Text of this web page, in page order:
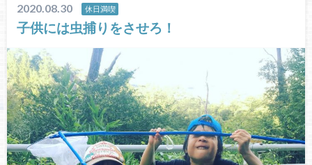
2020.08.30 休日満喫
子供には虫捕りをさせろ！